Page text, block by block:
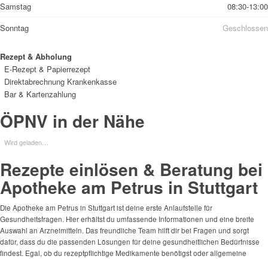
Samstag
08:30-13:00
Sonntag
Geschlossen
Rezept & Abholung
E-Rezept & Papierrezept
Direktabrechnung Krankenkasse
Bar & Kartenzahlung
ÖPNV in der Nähe
Wird geladen…
Rezepte einlösen & Beratung bei
Apotheke am Petrus in Stuttgart
Die Apotheke am Petrus in Stuttgart ist deine erste Anlaufstelle für
Gesundheitsfragen. Hier erhältst du umfassende Informationen und eine breite
Auswahl an Arzneimitteln. Das freundliche Team hilft dir bei Fragen und sorgt
dafür, dass du die passenden Lösungen für deine gesundheitlichen Bedürfnisse
findest. Egal, ob du rezeptpflichtige Medikamente benötigst oder allgemeine